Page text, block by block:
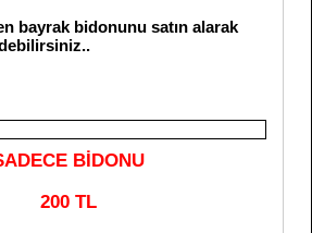
bidonunu satın alarak
BİDONU
200 TL